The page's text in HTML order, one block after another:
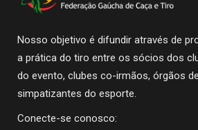
Nosso objetivo é difundir através de
a prática do tiro entre os sócios dos
do evento, clubes co-irmãos, órgãos
simpatizantes do esporte.
Conecte-se conosco: